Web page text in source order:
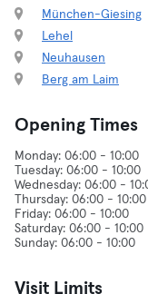
München-Giesing
Lehel
Neuhausen
Berg am Laim
Opening Times
Monday: 06:00 - 10:00
Tuesday: 06:00 - 10:00
Wednesday: 06:00 -
Thursday: 06:00 - 10:00
Friday: 06:00 - 10:00
Saturday: 06:00 - 10:00
Visit Limits